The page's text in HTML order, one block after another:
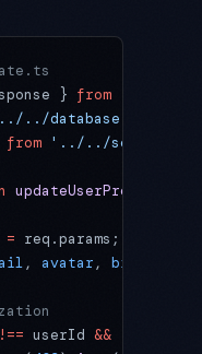
} from
../database'
from '../../services/
updateUserProfile
= req.params;
, avatar , bio
!== userId &&